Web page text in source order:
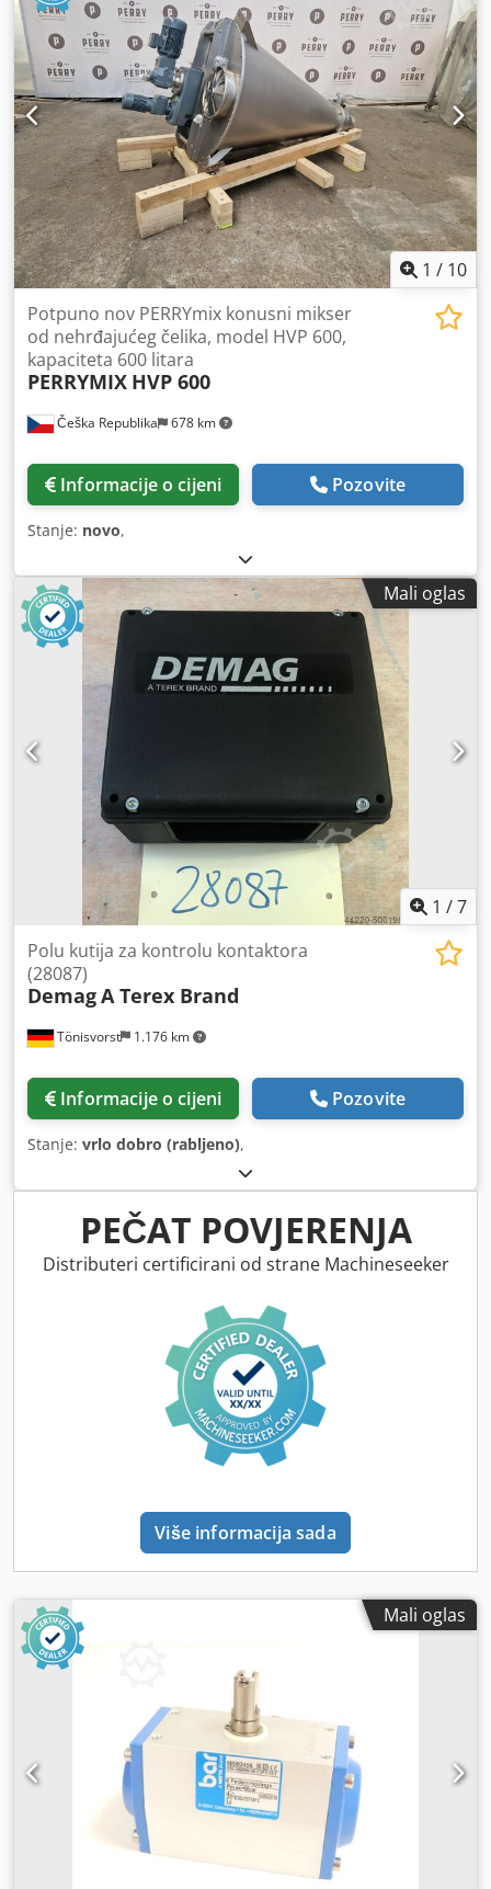
1 / 10
Češka Republika 678 km
Potpuno nov PERRYmix konusni mikser
od nehrđajućeg čelika, model HVP 600,
kapaciteta 600 litara
PERRYMIX HVP 600
Informacije o cijeni Pozovite
Stanje: novo,
Mali oglas
1 /7
Tönisvorst 1.176 km
Polu kutija za kontrolu kontaktora
(28087)
DemagA Terex Brand
Informacije o cijeni Pozovite
Stanje: vrlo dobro (rabljeno),
PEČAT POVJERENJA
Distributeri certificirani od strane Machineseeker
Više informacija sada
Mali oglas